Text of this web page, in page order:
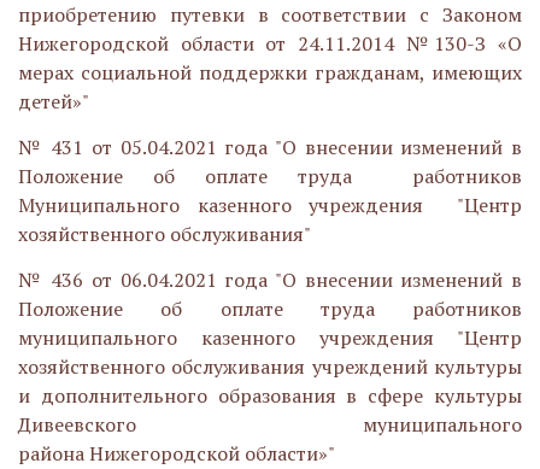
приобретению путевки в соответствии с Законом
Нижегородской области от 24.11.2014 №130-З «О
мерах социальной поддержки гражданам, имеющих
детей»"
№ 431 от 05.04.2021 года "О внесении изменений в
Положение об оплате труда работников
Муниципального казенного учреждения "Центр
хозяйственного обслуживания"
№ 436 от 06.04.2021 года "О внесении изменений в
Положение об оплате труда работников
муниципального казенного учреждения "Центр
хозяйственного обслуживания учреждений культуры
и дополнительного образования в сфере культуры
Дивеевского муниципального
района Нижегородской области»"